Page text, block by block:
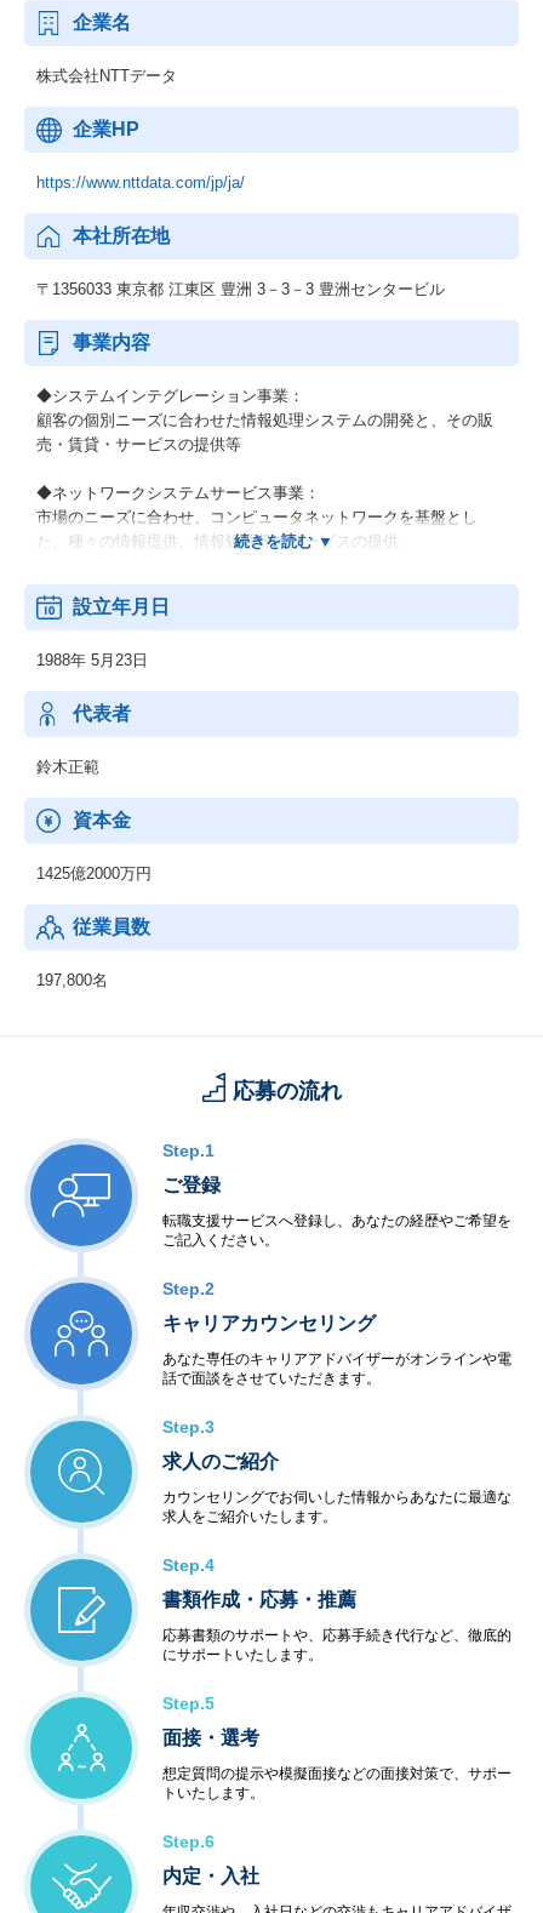
企業名
株式会社NTTデータ
企業HP
https://www.nttdata.com/jp/ja/
本社所在地
〒1356033 東京都 江東区 豊洲 3－3－3 豊洲センタービル
事業内容
◆システムインテグレーション事業：
顧客の個別ニーズに合わせた情報処理システムの開発と、その販
売・賃貸・サービスの提供等
◆ネットワークシステムサービス事業：
市場のニーズに合わせ、コンピュータネットワークを基盤とし
た、種々の情報提供、情報処理等のサービスの提供
◆その他の事業：
顧客の経営上の問題点に係わる調査・分析、情報処理システムの
設立年月日
1988年 5月23日
代表者
鈴木正範
資本金
1425億2000万円
従業員数
197,800名
応募の流れ
Step.1
ご登録
転職支援サービスへ登録し、あなたの経歴やご希望を
ご記入ください。
Step.2
キャリアカウンセリング
あなた専任のキャリアアドバイザーがオンラインや電
話で面談をさせていただきます。
Step.3
求人のご紹介
カウンセリングでお伺いした情報からあなたに最適な
求人をご紹介いたします。
Step.4
書類作成・応募・推薦
応募書類のサポートや、応募手続き代行など、徹底的
にサポートいたします。
Step.5
面接・選考
想定質問の提示や模擬面接などの面接対策で、サポー
トいたします。
Step.6
内定・入社